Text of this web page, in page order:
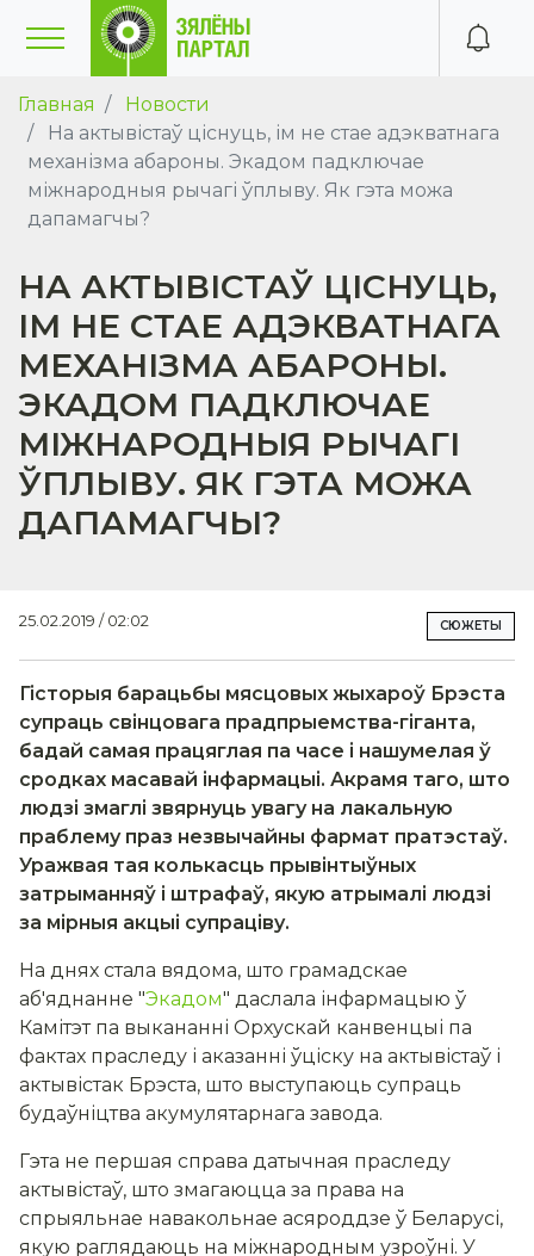
Главная
Новости
На актывістаў ціснуць, ім не стае адэкватнага
механізма абароны. Экадом падключае
міжнародныя рычагі ўплыву. Як гэта можа
дапамагчы?
НА АКТЫВІСТАЎ ЦІСНУЦЬ,
ІМ НЕ СТАЕ АДЭКВАТНАГА
МЕХАНІЗМА АБАРОНЫ.
ЭКАДОМ ПАДКЛЮЧАЕ
МІЖНАРОДНЫЯ РЫЧАГІ
ЎПЛЫВУ. ЯК ГЭТА МОЖА
ДАПАМАГЧЫ?
25.02.2019 / 02:02 СЮЖЕТЫ
Гісторыя барацьбы мясцовых жыхароў Брэста
супраць свінцовага прадпрыемства-гіганта,
бадай самая працяглая па часе і нашумелая ў
сродках масавай інфармацыі. Акрамя таго, што
людзі змаглі звярнуць увагу на лакальную
праблему праз незвычайны фармат пратэстаў.
Уражвая тая колькасць прывінтыўных
затрыманняў і штрафаў, якую атрымалі людзі
за мірныя акцыі супраціву.
На днях стала вядома, што грамадскае
аб'яднанне "Экадом" даслала інфармацыю ў
Камітэт па выкананні Орхускай канвенцыі па
фактах праследу і аказанні ўціску на актывістаў і
актывістак Брэста, што выступаюць супраць
будаўніцтва акумулятарнага завода.
Гэта не першая справа датычная праследу
актывістаў, што змагаюцца за права на
спрыяльнае навакольнае асяроддзе ў Беларусі,
якую раглядаюць на міжнародным узроўні. У